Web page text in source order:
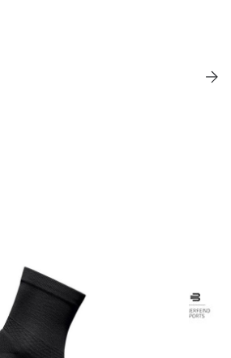
Run Ultralight